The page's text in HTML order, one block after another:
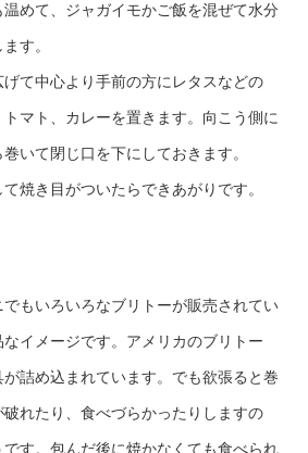
温めて、ジャガイモかご飯を混ぜて水分
す。
げて中心より手前の方にレタスなどの
マト、カレーを置きます。向こう側に
いて閉じ口を下にしておきます。
焼き目がついたらできあがりです。
もいろいろなブリトーが販売されてい
イメージです。アメリカのブリトー
詰め込まれています。でも欲張ると巻
れたり、食べづらかったりしますの
す。包んだ後に焼かなくても食べられ